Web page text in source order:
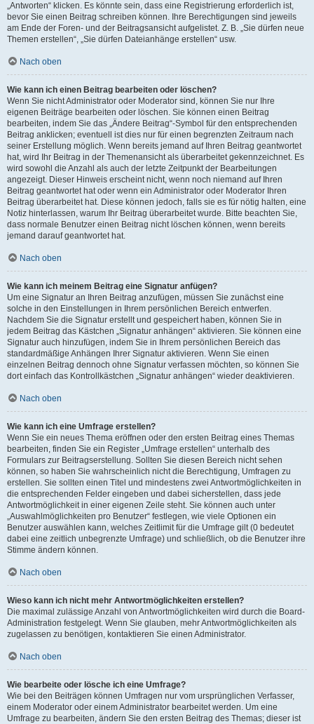
„Antworten“ klicken. Es könnte sein, dass eine Registrierung erforderlich ist,
bevor Sie einen Beitrag schreiben können. Ihre Berechtigungen sind jeweils
am Ende der Foren- und der Beitragsansicht aufgelistet. Z. B. „Sie dürfen neue
Themen erstellen“, „Sie dürfen Dateianhänge erstellen“ usw.
Nach oben
Wie kann ich einen Beitrag bearbeiten oder löschen?
Wenn Sie nicht Administrator oder Moderator sind, können Sie nur Ihre
eigenen Beiträge bearbeiten oder löschen. Sie können einen Beitrag
bearbeiten, indem Sie das „Ändere Beitrag“-Symbol für den entsprechenden
Beitrag anklicken; eventuell ist dies nur für einen begrenzten Zeitraum nach
seiner Erstellung möglich. Wenn bereits jemand auf Ihren Beitrag geantwortet
hat, wird Ihr Beitrag in der Themenansicht als überarbeitet gekennzeichnet. Es
wird sowohl die Anzahl als auch der letzte Zeitpunkt der Bearbeitungen
angezeigt. Dieser Hinweis erscheint nicht, wenn noch niemand auf Ihren
Beitrag geantwortet hat oder wenn ein Administrator oder Moderator Ihren
Beitrag überarbeitet hat. Diese können jedoch, falls sie es für nötig halten, eine
Notiz hinterlassen, warum Ihr Beitrag überarbeitet wurde. Bitte beachten Sie,
dass normale Benutzer einen Beitrag nicht löschen können, wenn bereits
jemand darauf geantwortet hat.
Nach oben
Wie kann ich meinem Beitrag eine Signatur anfügen?
Um eine Signatur an Ihren Beitrag anzufügen, müssen Sie zunächst eine
solche in den Einstellungen in Ihrem persönlichen Bereich entwerfen.
Nachdem Sie die Signatur erstellt und gespeichert haben, können Sie in
jedem Beitrag das Kästchen „Signatur anhängen“ aktivieren. Sie können eine
Signatur auch hinzufügen, indem Sie in Ihrem persönlichen Bereich das
standardmäßige Anhängen Ihrer Signatur aktivieren. Wenn Sie einen
einzelnen Beitrag dennoch ohne Signatur verfassen möchten, so können Sie
dort einfach das Kontrollkästchen „Signatur anhängen“ wieder deaktivieren.
Nach oben
Wie kann ich eine Umfrage erstellen?
Wenn Sie ein neues Thema eröffnen oder den ersten Beitrag eines Themas
bearbeiten, finden Sie ein Register „Umfrage erstellen“ unterhalb des
Formulars zur Beitragserstellung. Sollten Sie diesen Bereich nicht sehen
können, so haben Sie wahrscheinlich nicht die Berechtigung, Umfragen zu
erstellen. Sie sollten einen Titel und mindestens zwei Antwortmöglichkeiten in
die entsprechenden Felder eingeben und dabei sicherstellen, dass jede
Antwortmöglichkeit in einer eigenen Zeile steht. Sie können auch unter
„Auswahlmöglichkeiten pro Benutzer“ festlegen, wie viele Optionen ein
Benutzer auswählen kann, welches Zeitlimit für die Umfrage gilt (0 bedeutet
dabei eine zeitlich unbegrenzte Umfrage) und schließlich, ob die Benutzer ihre
Stimme ändern können.
Nach oben
Wieso kann ich nicht mehr Antwortmöglichkeiten erstellen?
Die maximal zulässige Anzahl von Antwortmöglichkeiten wird durch die Board-
Administration festgelegt. Wenn Sie glauben, mehr Antwortmöglichkeiten als
zugelassen zu benötigen, kontaktieren Sie einen Administrator.
Nach oben
Wie bearbeite oder lösche ich eine Umfrage?
Wie bei den Beiträgen können Umfragen nur vom ursprünglichen Verfasser,
einem Moderator oder einem Administrator bearbeitet werden. Um eine
Umfrage zu bearbeiten, ändern Sie den ersten Beitrag des Themas; dieser ist